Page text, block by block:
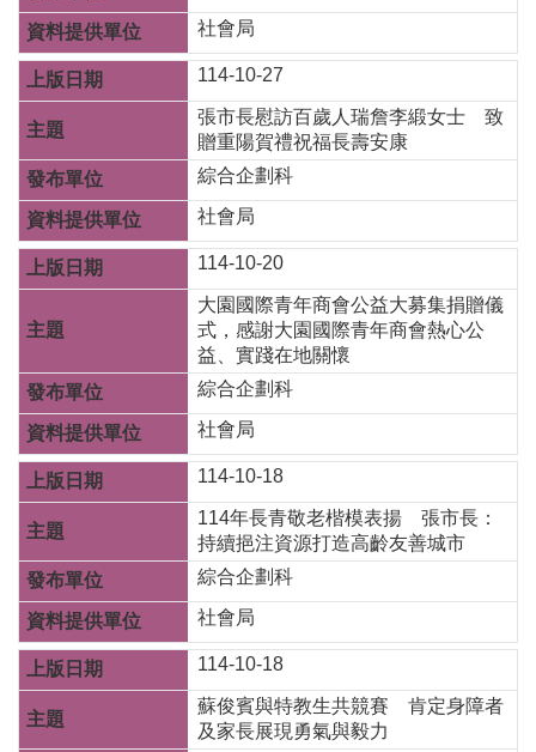
網
站
資
料
開
放
宣
告
隱
私
權
策
網
站
安
全
政
策
社會局
114-10-27
張市長慰訪百歲人瑞詹李緞女士 致
贈重陽賀禮祝福長壽安康
綜合企劃科
社會局
114-10-20
大園國際青年商會公益大募集捐贈儀
式，感謝大園國際青年商會熱心公
益、實踐在地關懷
綜合企劃科
社會局
114-10-18
114年長青敬老楷模表揚 張市長：
持續挹注資源打造高齡友善城市
綜合企劃科
社會局
114-10-18
蘇俊賓與特教生共競賽 肯定身障者
及家長展現勇氣與毅力